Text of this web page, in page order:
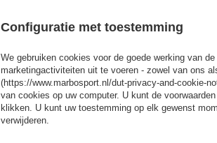
2 751,00 € 3 275,00 €
Configuratie met toestemming
We gebruiken cookies voor de goede werking van
marketingactiviteiten uit te voeren - zowel van ons
(https://www.marbosport.nl/dut-privacy-and-cookie-
van cookies op uw computer. U kunt de
klikken. U kunt uw toestemming op elk gewenst
verwijderen.